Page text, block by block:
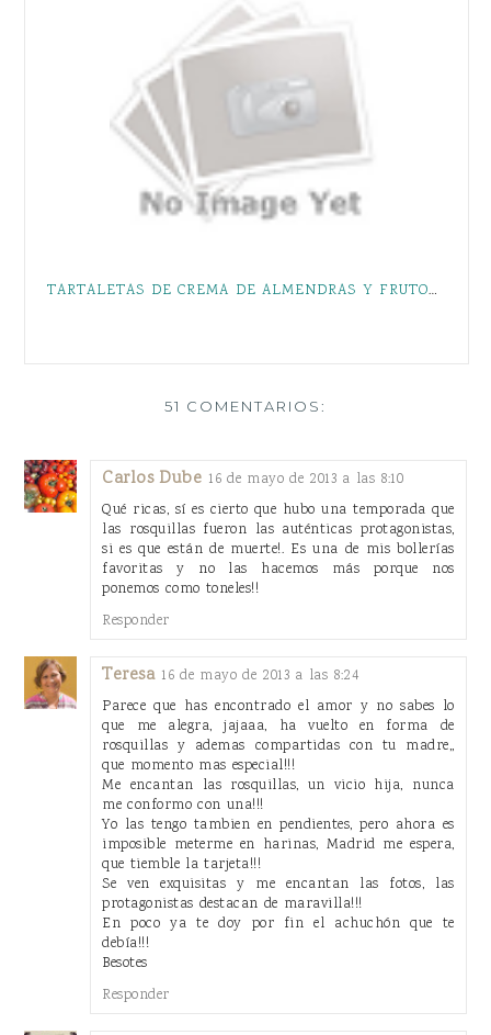
TARTALETAS DE CREMA DE ALMENDRAS Y FRUTOS ROJOS
51 COMENTARIOS:
Carlos Dube 16 de mayo de 2013 a las 8:10
Qué ricas, sí es cierto que hubo una temporada que
las rosquillas fueron las auténticas protagonistas,
si es que están de muerte!. Es una de mis bollerías
favoritas y no las hacemos más porque nos
ponemos como toneles!!
Responder
Teresa 16 de mayo de 2013 a las 8:24
Parece que has encontrado el amor y no sabes lo
que me alegra, jajaaa, ha vuelto en forma de
rosquillas y ademas compartidas con tu madre,,
que momento mas especial!!!
Me encantan las rosquillas, un vicio hija, nunca
me conformo con una!!!
Yo las tengo tambien en pendientes, pero ahora es
imposible meterme en harinas, Madrid me espera,
que tiemble la tarjeta!!!
Se ven exquisitas y me encantan las fotos, las
protagonistas destacan de maravilla!!!
En poco ya te doy por fin el achuchón que te
debía!!!
Besotes
Responder